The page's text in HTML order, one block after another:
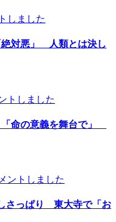
しました
絶対悪」 人類とは決し
トしました
命の意義を舞台で」
ントしました
さっぱり 東大寺で「お